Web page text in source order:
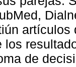
los
de